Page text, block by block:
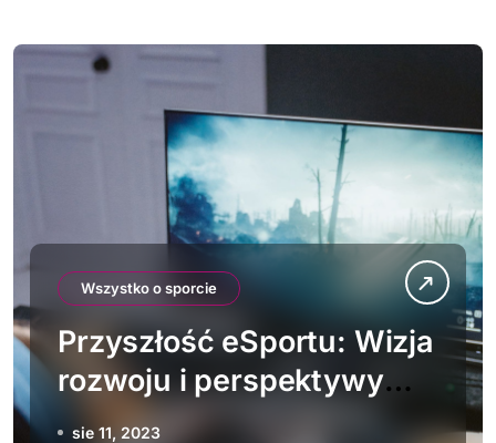
Wszystko o sporcie
Przyszłość eSportu: Wizja
rozwoju i perspektywy
rywalizacji wirtualnej
sie 11, 2023